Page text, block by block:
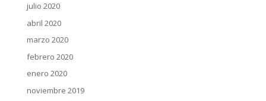
julio 2020
abril 2020
marzo 2020
febrero 2020
enero 2020
noviembre 2019